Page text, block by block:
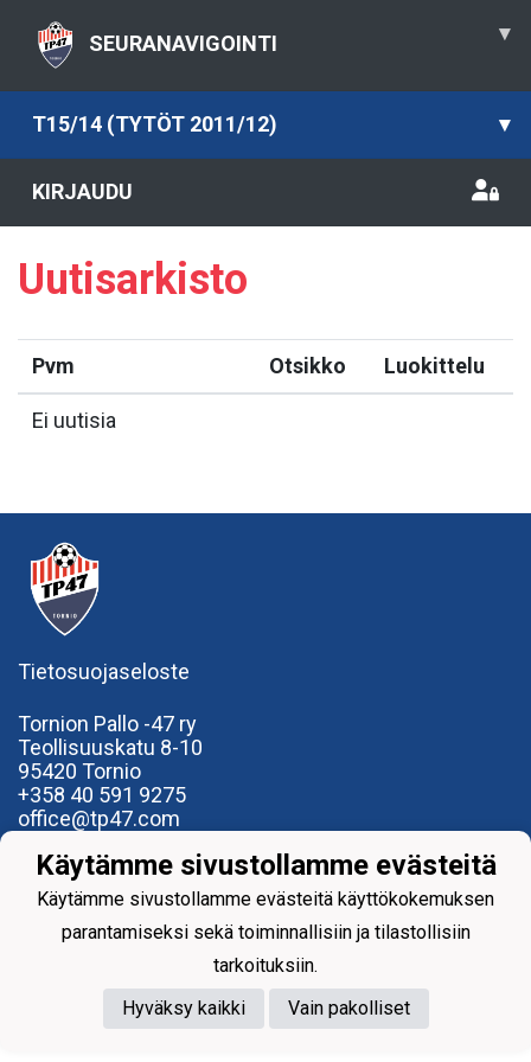
SEURANAVIGOINTI ▾
T15/14 (TYTÖT 2011/12) ▾
KIRJAUDU
Uutisarkisto
Pvm Otsikko Luokittelu
Ei uutisia
Tietosuojaseloste
Tornion Pallo -47 ry
Teollisuuskatu 8-10
95420 Tornio
+358 40 591 9275
office@tp47.com
Käytämme sivustollamme evästeitä
Käytämme sivustollamme evästeitä käyttökokemuksen
parantamiseksi sekä toiminnallisiin ja tilastollisiin
tarkoituksiin.
Hyväksy kaikki
Vain pakolliset